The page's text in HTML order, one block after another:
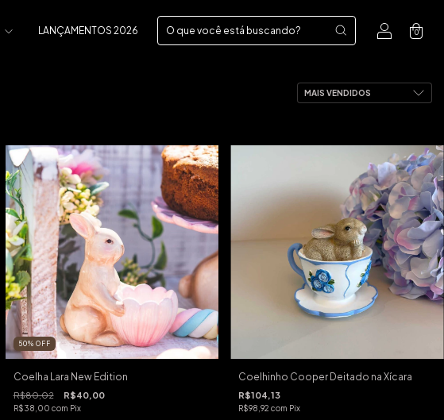
LANÇAMENTOS 2026 0
50% OFF
Coelha Lara New Edition
R$80,02 R$40,00
R$38,00 com Pix
Coelhinho Cooper Deitado na Xícara
R$104,13
R$98,92com Pix